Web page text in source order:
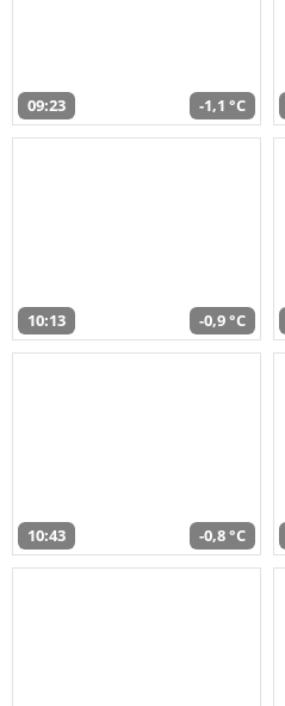
09:23 -1,1 °C
10:13 -0,9 °C
10:43 -0,8 °C